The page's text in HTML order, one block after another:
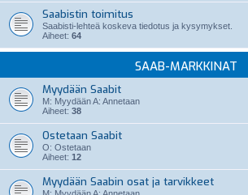
Saabistin toimitus
Saabisti-lehteä koskeva tiedotus ja kysymykset.
Aiheet: 64
SAAB-MARKKINAT
Myydään Saabit
M: Myydään A: Annetaan
Aiheet: 38
Ostetaan Saabit
O: Ostetaan
Aiheet: 12
Myydään Saabin osat ja tarvikkeet